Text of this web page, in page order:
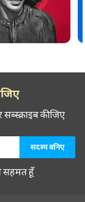
सब्स्क्राइब कीजिए
सहमत हूँ